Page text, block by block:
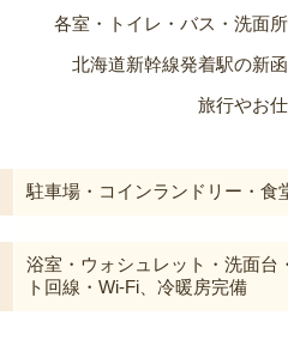
各室・トイレ・バス・洗面
北海道新幹線発着駅の新
旅行やお
駐車場・コインランドリー・食
浴室・ウォシュレット・洗面台
ト回線・Wi-Fi、冷暖房完備